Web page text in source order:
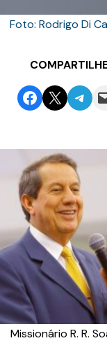
Foto: Rodrigo Di
Share on Facebook
Email this PageShare
Missionário R. R.